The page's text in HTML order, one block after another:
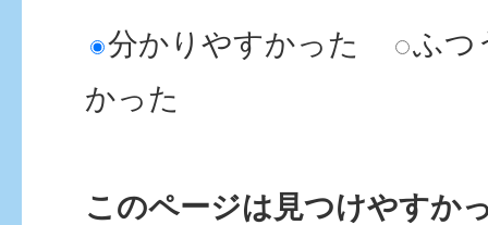
分かりやすかった
ふつ
かった
このページは見つけやすか